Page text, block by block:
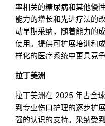
率相关的糖尿病和其他慢
能力的增长和先进疗法的
动早期采纳，随着能力的
使用。提供可扩展培训和
样化的医疗系统中更具竞争
拉丁美洲
拉丁美洲在 2025 年占全
到专业伤口护理的逐步扩
强的认识的支持。采纳受